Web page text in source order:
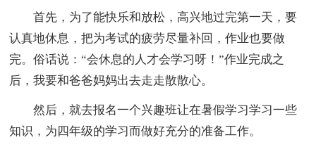
首先，为了能快乐和放松，高兴地过完第一天，要
认真地休息，把为考试的疲劳尽量补回，作业也要做
完。俗话说：“会休息的人才会学习呀！”作业完成之
后，我要和爸爸妈妈出去走走散散心。
然后，就去报名一个兴趣班让在暑假学习学习一些
知识，为四年级的学习而做好充分的准备工作。